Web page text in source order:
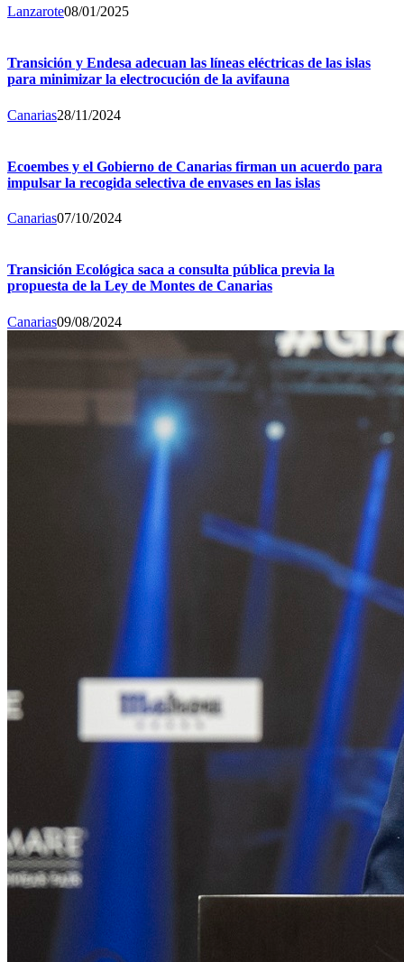
Lanzarote08/01/2025
Transición y Endesa adecuan las líneas eléctricas de las islas
para minimizar la electrocución de la avifauna
Canarias28/11/2024
Ecoembes y el Gobierno de Canarias firman un acuerdo para
impulsar la recogida selectiva de envases en las islas
Canarias07/10/2024
Transición Ecológica saca a consulta pública previa la
propuesta de la Ley de Montes de Canarias
Canarias09/08/2024